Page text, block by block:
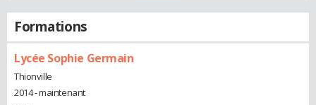
Formations
Lycée Sophie Germain
Thionville
2014 - maintenant